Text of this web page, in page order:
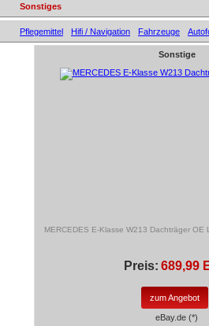
Sonstiges
Pflegemittel Hifi / Navigation Fahrzeuge
Sonstige
MERCEDES E-Klasse W213 Dachträger OE
Preis: 689,99
zum Angebot
eBay.de (*)